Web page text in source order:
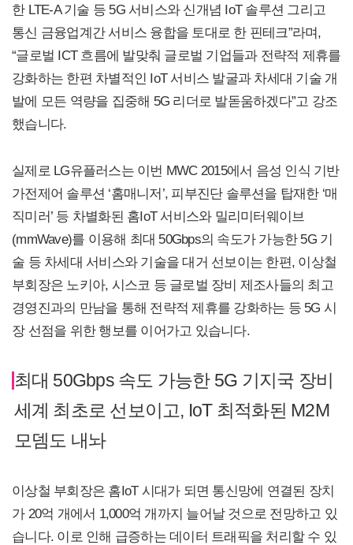
한 LTE-A 기술 등 5G 서비스와 신개념 IoT 솔루션 그리고
통신 금융업계간 서비스 융합을 토대로 한 핀테크”라며,
“글로벌 ICT 흐름에 발맞춰 글로벌 기업들과 전략적 제휴를
강화하는 한편 차별적인 IoT 서비스 발굴과 차세대 기술 개
발에 모든 역량을 집중해 5G 리더로 발돋움하겠다”고 강조
했습니다.
실제로 LG유플러스는 이번 MWC 2015에서 음성 인식 기반
가전제어 솔루션 ‘홈매니저’, 피부진단 솔루션을 탑재한 ‘매
직미러’ 등 차별화된 홈IoT 서비스와 밀리미터웨이브
(mmWave)를 이용해 최대 50Gbps의 속도가 가능한 5G 기
술 등 차세대 서비스와 기술을 대거 선보이는 한편, 이상철
부회장은 노키아, 시스코 등 글로벌 장비 제조사들의 최고
경영진과의 만남을 통해 전략적 제휴를 강화하는 등 5G 시
장 선점을 위한 행보를 이어가고 있습니다.
최대 50Gbps 속도 가능한 5G 기지국 장비
세계 최초로 선보이고, IoT 최적화된 M2M
모뎀도 내놔
이상철 부회장은 홈IoT 시대가 되면 통신망에 연결된 장치
가 20억 개에서 1,000억 개까지 늘어날 것으로 전망하고 있
습니다. 이로 인해 급증하는 데이터 트래픽을 처리할 수 있